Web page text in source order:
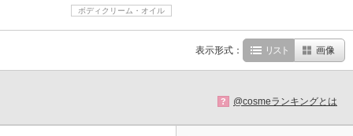
ボディクリーム・オイル
表示形式： リスト 画像
? @cosmeランキングとは